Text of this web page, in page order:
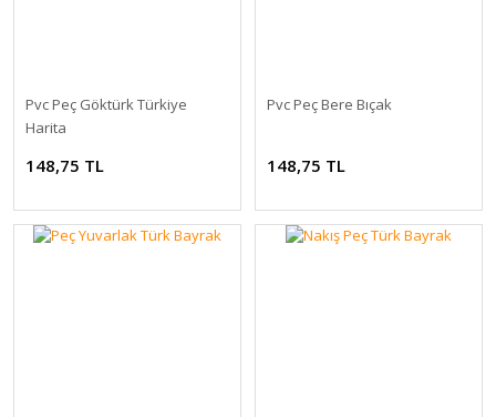
Pvc Peç Göktürk Türkiye
Harita
148,75 TL
Pvc Peç Bere Bıçak
148,75 TL